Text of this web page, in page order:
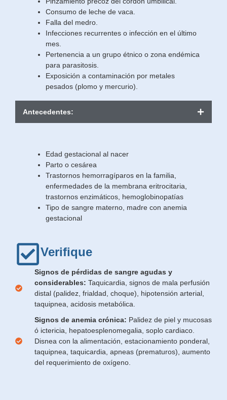
Consumo de leche de vaca.
Falla del medro.
Infecciones recurrentes o infección en el último
mes.
Pertenencia a un grupo étnico o zona endémica
para parasitosis.
Exposición a contaminación por metales
pesados (plomo y mercurio).
Antecedentes:
Edad gestacional al nacer
Parto o cesárea
Trastornos hemorragíparos en la familia,
enfermedades de la membrana eritrocitaria,
trastornos enzimáticos, hemoglobinopatías
Tipo de sangre materno, madre con anemia
gestacional
Verifique
Signos de pérdidas de sangre agudas y
considerables: Taquicardia, signos de mala perfusión
distal (palidez, frialdad, choque), hipotensión arterial,
taquipnea, acidosis metabólica.
Signos de anemia crónica: Palidez de piel y mucosas
ó ictericia, hepatoesplenomegalia, soplo cardiaco.
Disnea con la alimentación, estacionamiento ponderal,
taquipnea, taquicardia, apneas (prematuros), aumento
del requerimiento de oxígeno.